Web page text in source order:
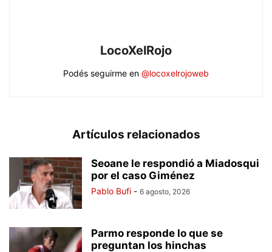
LocoXelRojo
Podés seguirme en @locoxelrojoweb
Artículos relacionados
Seoane le respondió a Miadosqui
por el caso Giménez
Pablo Bufi - 6 agosto, 2026
Parmo responde lo que se
preguntan los hinchas